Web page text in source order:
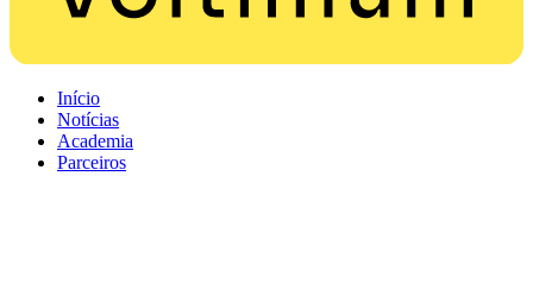
Início
Notícias
Academia
Parceiros